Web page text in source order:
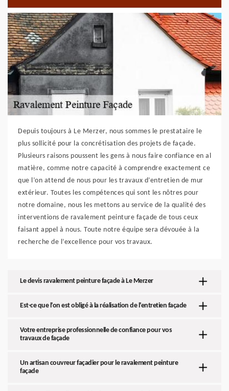
Depuis toujours à Le Merzer, nous sommes le prestataire le
plus sollicité pour la concrétisation des projets de façade.
Plusieurs raisons poussent les gens à nous faire confiance en al
matière, comme notre capacité à comprendre exactement ce
que l’on attend de nous pour les travaux d’entretien de mur
extérieur. Toutes les compétences qui sont les nôtres pour
notre domaine, nous les mettons au service de la qualité des
interventions de ravalement peinture façade de tous ceux
faisant appel à nous. Toute notre équipe sera dévouée à la
recherche de l’excellence pour vos travaux.
Le devis ravalement peinture façade à Le Merzer
Est-ce que l’on est obligé à la réalisation de l’entretien façade
Votre entreprise professionnelle de confiance pour vos
travaux de façade
Un artisan couvreur façadier pour le ravalement peinture
façade